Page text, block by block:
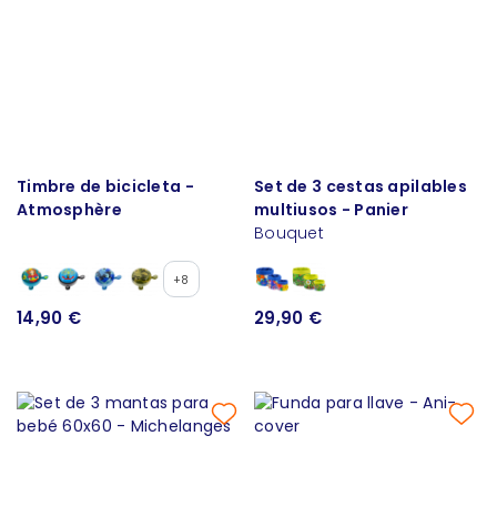
Timbre de bicicleta -
Atmosphère
+8
14,90 €
Set de 3 cestas apilables
multiusos - Panier
Bouquet
29,90 €